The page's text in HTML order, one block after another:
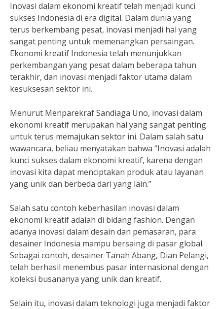
Inovasi dalam ekonomi kreatif telah menjadi kunci
sukses Indonesia di era digital. Dalam dunia yang
terus berkembang pesat, inovasi menjadi hal yang
sangat penting untuk memenangkan persaingan.
Ekonomi kreatif Indonesia telah menunjukkan
perkembangan yang pesat dalam beberapa tahun
terakhir, dan inovasi menjadi faktor utama dalam
kesuksesan sektor ini.
Menurut Menparekraf Sandiaga Uno, inovasi dalam
ekonomi kreatif merupakan hal yang sangat penting
untuk terus memajukan sektor ini. Dalam salah satu
wawancara, beliau menyatakan bahwa “Inovasi adalah
kunci sukses dalam ekonomi kreatif, karena dengan
inovasi kita dapat menciptakan produk atau layanan
yang unik dan berbeda dari yang lain.”
Salah satu contoh keberhasilan inovasi dalam
ekonomi kreatif adalah di bidang fashion. Dengan
adanya inovasi dalam desain dan pemasaran, para
desainer Indonesia mampu bersaing di pasar global.
Sebagai contoh, desainer Tanah Abang, Dian Pelangi,
telah berhasil menembus pasar internasional dengan
koleksi busananya yang unik dan kreatif.
Selain itu, inovasi dalam teknologi juga menjadi faktor